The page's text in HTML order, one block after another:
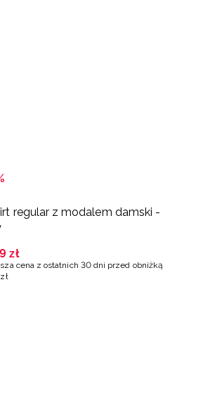
regular z modalem damski -
zł
cena z ostatnich 30 dni przed obniżką
zł